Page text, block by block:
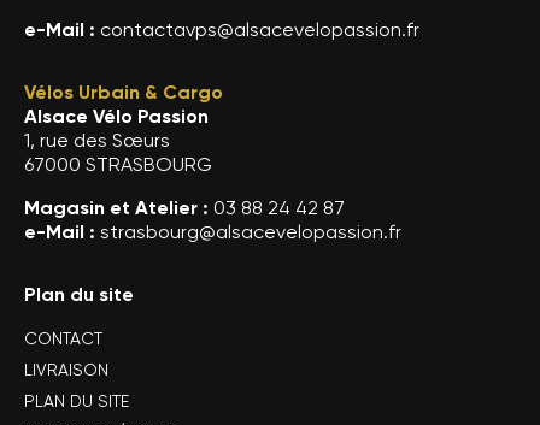
e-Mail : contactavps@alsacevelopassion.fr
Vélos Urbain & Cargo
Alsace Vélo Passion
1, rue des Sœurs
67000 STRASBOURG
Magasin et Atelier : 03 88 24 42 87
e-Mail : strasbourg@alsacevelopassion.fr
Plan du site
CONTACT
LIVRAISON
PLAN DU SITE